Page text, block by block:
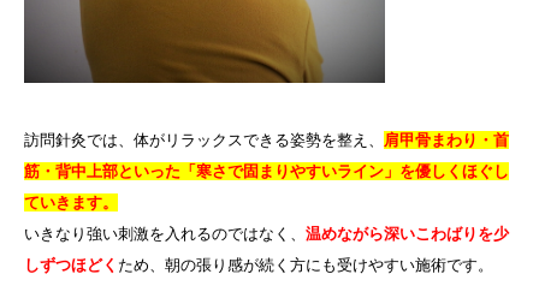
訪問針灸では、体がリラックスできる姿勢を整え、 肩甲骨まわり・首
筋・背中上部といった「寒さで固まりやすいライン」を優しくほぐし
ていきます。
いきなり強い刺激を入れるのではなく、 温めながら深いこわばりを少
しずつほどく ため、朝の張り感が続く方にも受けやすい施術です。